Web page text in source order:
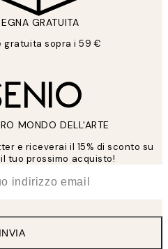
GRATUITA
gratuita sopra i 59 €
MONDO DELL'ARTE
e riceverai il 15% di sconto su
tuo prossimo acquisto!
INVIA